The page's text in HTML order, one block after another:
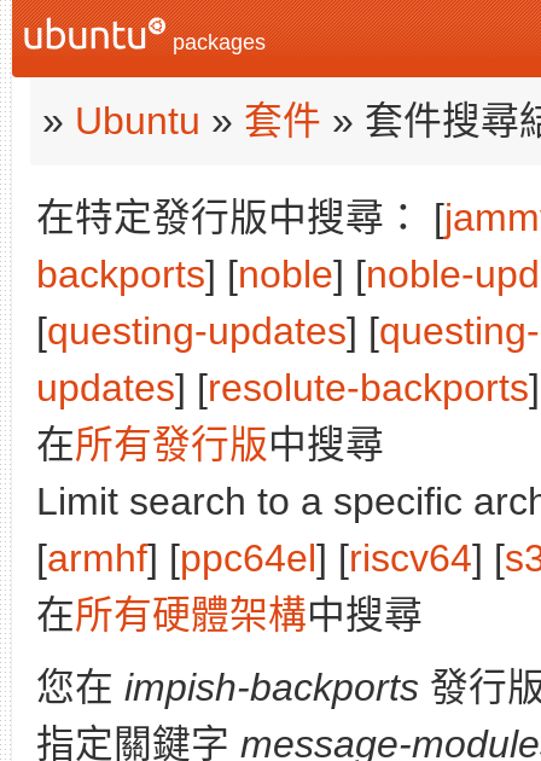
packages
» Ubuntu » 套件 » 套件搜尋
在特定發行版中搜尋： [
backports] [noble] [noble-
[questing-updates] [
updates] [resolute-backports
在所有發行版中搜尋
Limit search to a specific
[armhf] [ppc64el] [riscv64] [
在所有硬體架構中搜尋
您在 impish-backports 發行
指定關鍵字 message-